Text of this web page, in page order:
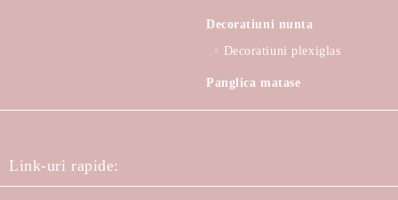
Decoratiuni nunta
Decoratiuni plexiglas
Panglica matase
Link-uri rapide: